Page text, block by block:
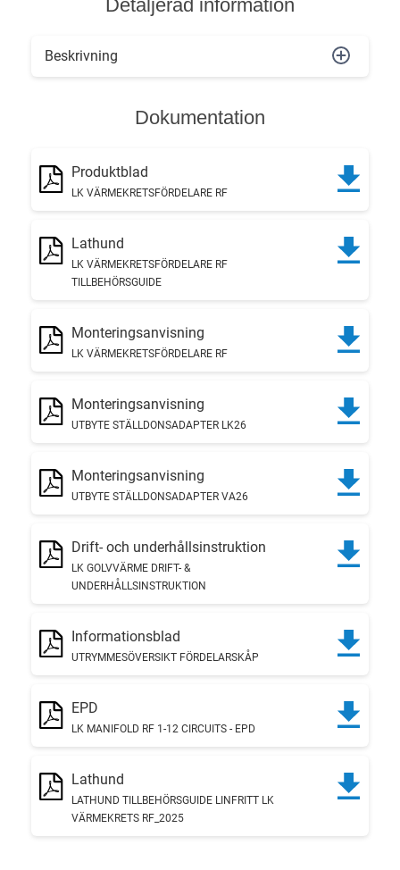
Detaljerad information
Beskrivning
Dokumentation
Produktblad
LK VÄRMEKRETSFÖRDELARE RF
Lathund
LK VÄRMEKRETSFÖRDELARE RF
TILLBEHÖRSGUIDE
Monteringsanvisning
LK VÄRMEKRETSFÖRDELARE RF
Monteringsanvisning
UTBYTE STÄLLDONSADAPTER LK26
Monteringsanvisning
UTBYTE STÄLLDONSADAPTER VA26
Drift- och underhållsinstruktion
LK GOLVVÄRME DRIFT- &
UNDERHÅLLSINSTRUKTION
Informationsblad
UTRYMMESÖVERSIKT FÖRDELARSKÅP
EPD
LK MANIFOLD RF 1-12 CIRCUITS - EPD
Lathund
LATHUND TILLBEHÖRSGUIDE LINFRITT LK
VÄRMEKRETS RF_2025